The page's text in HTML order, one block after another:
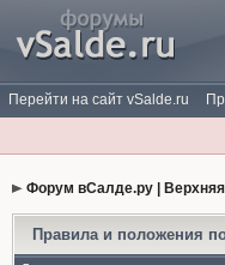
Перейти на сайт vSalde.ru
Форум вСалде.ру |
Правила и положения